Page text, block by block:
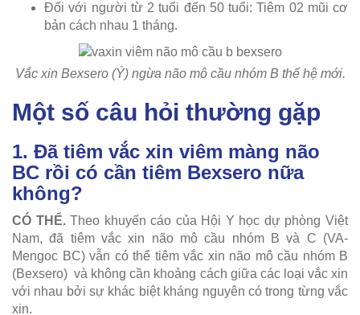
Đối với người từ 2 tuổi đến 50 tuổi: Tiêm 02 mũi cơ
bản cách nhau 1 tháng.
Vắc xin Bexsero (Ý) ngừa não mô cầu nhóm B thế hệ mới.
Một số câu hỏi thường gặp
1. Đã tiêm vắc xin viêm màng não
BC rồi có cần tiêm Bexsero nữa
không?
CÓ THỂ.Theo khuyến cáo của Hội Y học dự phòng Việt
Nam, đã tiêm vắc xin não mô cầu nhóm B và C (VA-
Mengoc BC) vẫn có thể tiêm vắc xin não mô cầu nhóm B
(Bexsero) và không cần khoảng cách giữa các loại vắc xin
với nhau bởi sự khác biệt kháng nguyên có trong từng vắc
xin.